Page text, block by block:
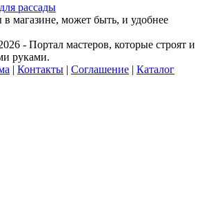
рассады
магазине, может быть, и удобнее
- Портал мастеров, которые строят и
руками.
| Контакты | Соглашение | Каталог